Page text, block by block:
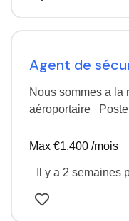
Agent de
Nous sommes a la
aéroportaire
Max €1,400 /mois
Il y a 2 semaines